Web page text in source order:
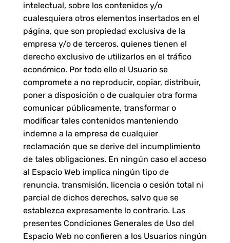
intelectual, sobre los contenidos y/o
cualesquiera otros elementos insertados en el
página, que son propiedad exclusiva de la
empresa y/o de terceros, quienes tienen el
derecho exclusivo de utilizarlos en el tráfico
económico. Por todo ello el Usuario se
compromete a no reproducir, copiar, distribuir,
poner a disposición o de cualquier otra forma
comunicar públicamente, transformar o
modificar tales contenidos manteniendo
indemne a la empresa de cualquier
reclamación que se derive del incumplimiento
de tales obligaciones. En ningún caso el acceso
al Espacio Web implica ningún tipo de
renuncia, transmisión, licencia o cesión total ni
parcial de dichos derechos, salvo que se
establezca expresamente lo contrario. Las
presentes Condiciones Generales de Uso del
Espacio Web no confieren a los Usuarios ningún